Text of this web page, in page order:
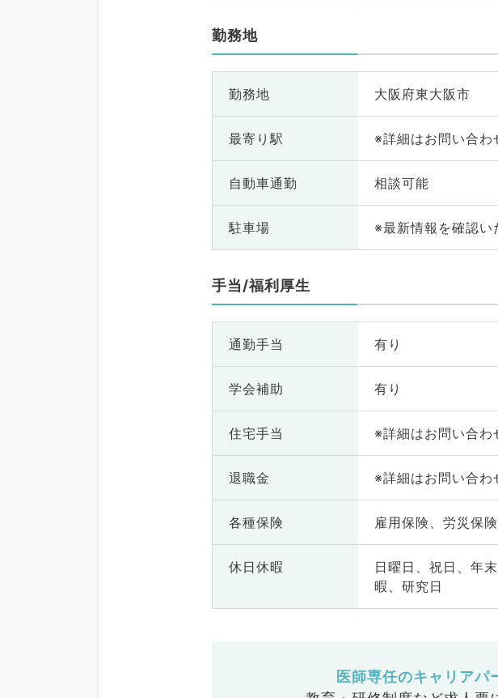
勤務地
勤務地 大阪府東大阪市
最寄り駅 ※詳細はお問い合わ
自動車通勤 相談可能
駐車場 ※最新情報を確認い
手当/福利厚生
通勤手当 有り
学会補助 有り
住宅手当 ※詳細はお問い合わ
退職金 ※詳細はお問い合わ
各種保険 雇用保険、労災保
休日休暇
日曜日、祝日、年
暇、研究日
医師専任のキャリアパ